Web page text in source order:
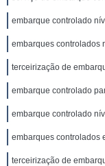
embarque controlado
embarques controlados
terceirização de
embarque controlado
embarque controlado
embarques controlados
terceirização de